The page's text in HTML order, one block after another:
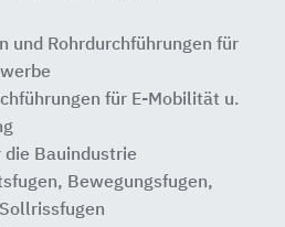
und Rohrdurchführungen für
für E-Mobilität u.
die Bauindustrie
Bewegungsfugen,